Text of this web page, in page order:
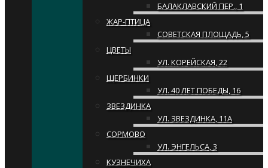
БАЛАКЛАВСКИЙ ПЕР., 1
ЖАР-ПТИЦА
СОВЕТСКАЯ ПЛОЩАДЬ, 5
ЦВЕТЫ
УЛ. КОРЕЙСКАЯ, 22
ЩЕРБИНКИ
УЛ. 40 ЛЕТ ПОБЕДЫ, 16
ЗВЕЗДИНКА
УЛ. ЗВЕЗДИНКА, 11А
СОРМОВО
УЛ. ЭНГЕЛЬСА, 3
КУЗНЕЧИХА